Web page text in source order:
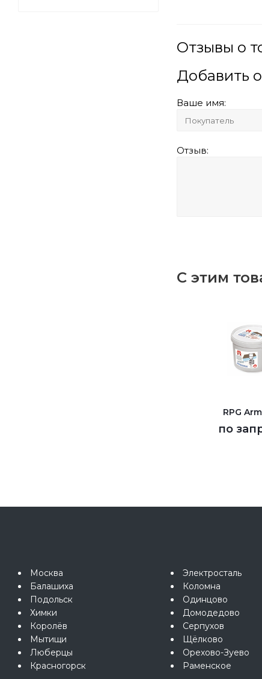
Отзывы о
Добавить
Ваше имя:
Отзыв:
С этим
RPG
по
Москва
Балашиха
Подольск
Химки
Королёв
Мытищи
Люберцы
Красногорск
Электросталь
Коломна
Одинцово
Домодедово
Серпухов
Щёлково
Орехово-Зуево
Раменское